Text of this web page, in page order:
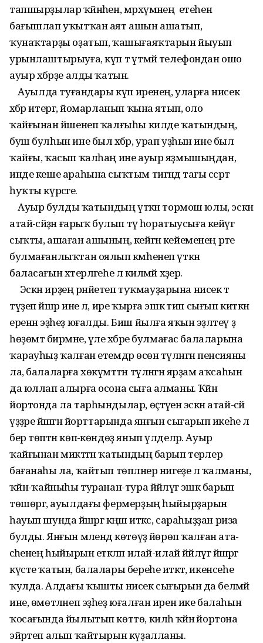
тапшырҙылар ҡәйнәһен, мәрхүмәнең етеһенә
бағышлап уҡытҡан аят ашын ашатып,
ҡунаҡтарҙы оҙатып, ҡашығаяҡтарын йыуып
урынлаштырыуға, күп тә үтмәй телефондан ошо
ауыр хәбәрҙе алды ҡатын.
Ауылда туғандары күп иренең, уларға нисек
хәбәр итергә, йомарланып ҡына ятып, оло
ҡайғынан йәшенеп ҡалғыһы килде ҡатындың,
буш булһын ине был хәбәр, урап уҙһын ине был
ҡайғы, ҡасып ҡалһаң ине ауыр яҙмышыңдан,
инде кеше араһына сыҡтым тигәндә тағы сәсрәтә
һуҡты күрәсәге.
Ауыр булды ҡатындың үткән тормош юлы, эскән
атай-әсәйҙән ғарыҡ булып тәү һоратыусыға кейәүгә
сыҡты, ашаған ашының, кейгән кейеменең рәте
булмағанлыҡтан оялып кәмһенеп үткән
баласағын хәтерләгеһе лә килмәй хәҙер.
Эскән ирҙең рәнйетеп туҡмауҙарына нисек тә
түҙеп йәшәр ине лә, ире ҡырға эшкә тип сығып киткән
еренән эҙһеҙ юғалды. Биш йылға яҡын эҙләтеү ҙә
һөҙөмтә бирмәне, үле хәбәре булмағас балаларына
ҡарауһыҙ ҡалған етемдәр өсөн түләнгән пенсияны
ла, балаларға хөкүмәттән түләнгән ярҙам аҡсаһын
да юллап алырға осона сыға алманы. Ҡәйнә
йортонда ла тарһындылар, өҫтәүенә эскән атай-әсәй
үҙҙәре йәшәгән йорттарында янғын сығарып икеһе лә
бер төптән көпә-көндөҙ янып үлделәр. Ауыр
ҡайғынан миктәгән ҡатындың барып терәлер
бағанаһы ла, ҡайтып төпләнер нигеҙе лә ҡалманы,
ҡәйнә-ҡайныһы туранан-тура йәйләүгә эшкә барып
төшөргә, ауылдағы фермерҙың һыйырҙарын
һауып шунда йәшәргә кәңәш иткәс, сараһыҙҙан риза
булды. Янғын мәлендә көтөүҙә йөрөп ҡалған ата-
әсәһенең һыйырын етәкләп илай-илай йәйләүгә йәшәргә
күсте ҡатын, балалары береһе итәктә, икенсеһе
ҡулда. Алдағы ҡышты нисек сығырын да белмәй
ине, өмөтләнеп эҙһеҙ юғалған ирен ике балаһын
ҡосағында йылытып көттө, килһә ҡәйнә йортона
эйәртеп алып ҡайтырын күҙалланы.